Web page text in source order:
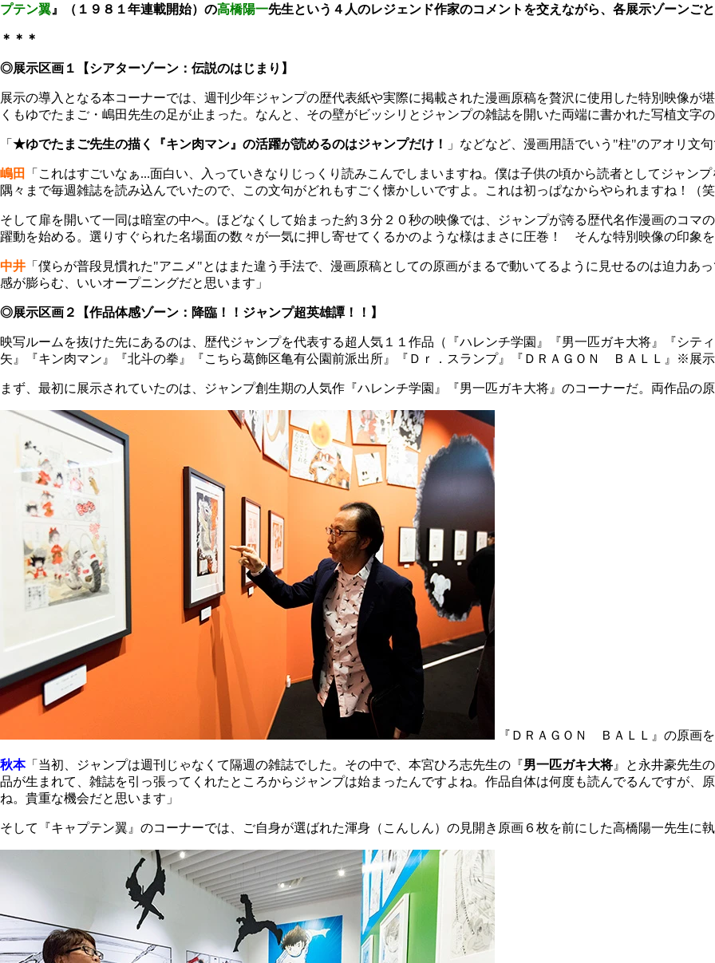
プテン翼 』（１９８１年連載開始）の高橋陽一先生という４人のレジェンド作家のコメントを交えながら、 各展示ゾーンご
＊＊＊
◎展示区画１【シアターゾーン：伝説のはじまり】
展示の導入となる本コーナーでは、週刊少年ジャンプの歴代表紙や実際に掲載された漫画原稿を贅沢に使用した特別映像が
くもゆでたまご・嶋田先生の足が止まった。なんと、その壁がビッシリとジャンプの雑誌を開いた両端に書かれた写植文字
「 ★ゆでたまご先生の描く『キン肉マン』の活躍が読めるのはジャンプだけ！ 」などなど、漫画用語でいう"柱"のアオリ文
嶋田
「これはすごいなぁ...面白い、入っていきなりじっくり読みこんでしまいますね。僕は子供の頃から読者としてジャン
隅々まで毎週雑誌を読み込んでいたので、この文句がどれもすごく懐かしいですよ。これは初っぱなからやられますね！（笑
そして扉を開いて一同は暗室の中へ。ほどなくして始まった約３分２０秒の映像では、ジャンプが誇る歴代名作漫画のコマ
躍動を始める。選りすぐられた名場面の数々が一気に押し寄せてくるかのような様はまさに圧巻！ そんな特別映像の印象を
中井 「僕らが普段見慣れた"アニメ"とはまた違う手法で、漫画原稿としての原画がまるで動いてるように見せるのは迫力あ
感が膨らむ、いいオープニングだと思います」
◎展示区画２【作品体感ゾーン：降臨！！ジャンプ超英雄譚！！】
映写ルームを抜けた先にあるのは、歴代ジャンプを代表する超人気１１作品（『ハレンチ学園』『男一匹ガキ大将』『シ
矢』『キン肉マン』『北斗の拳』『こちら葛飾区亀有公園前派出所』『Ｄｒ．スランプ』『ＤＲＡＧＯＮ ＢＡＬＬ』※展
まず、最初に展示されていたのは、ジャンプ創生期の人気作『ハレンチ学園』『男一匹ガキ大将』のコーナーだ。両作品の
『ＤＲＡＧＯＮ ＢＡＬＬ』の原画
秋本「当初、ジャンプは週刊じゃなくて隔週の雑誌でした。その中で、本宮ひろ志先生の『男一匹ガキ大将 』と永井豪先生
品が生まれて、雑誌を引っ張ってくれたところからジャンプは始まったんですよね。作品自体は何度も読んでるんですが、
ね。貴重な機会だと思います」
そして『キャプテン翼』のコーナーでは、ご自身が選ばれた渾身（こんしん）の見開き原画６枚を前にした高橋陽一先生に